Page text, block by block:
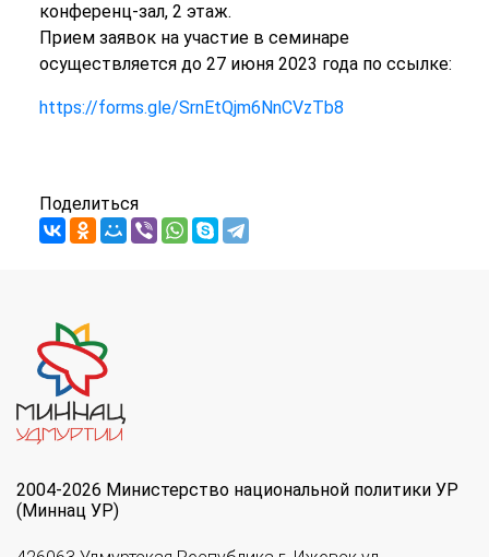
конференц-зал, 2 этаж.
Прием заявок на участие в семинаре
осуществляется до 27 июня 2023 года по ссылке:
https://forms.gle/SrnEtQjm6NnCVzTb8
Поделиться
2004-2026 Министерство национальной политики УР
(Миннац УР)